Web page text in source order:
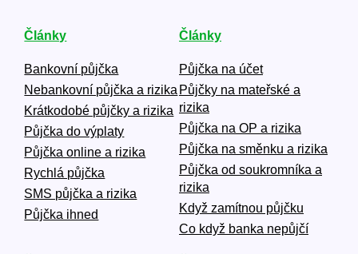
Články
Bankovní půjčka
Nebankovní půjčka a rizika
Krátkodobé půjčky a rizika
Půjčka do výplaty
Půjčka online a rizika
Rychlá půjčka
SMS půjčka a rizika
Půjčka ihned
Články
Půjčka na účet
Půjčky na mateřské a
rizika
Půjčka na OP a rizika
Půjčka na směnku a rizika
Půjčka od soukromníka a
rizika
Když zamítnou půjčku
Co když banka nepůjčí